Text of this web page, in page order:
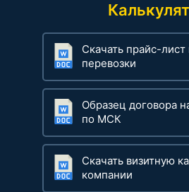
Скачать прайс-лист
перевозки
Образец договора
по МСК
Скачать визитную
компании